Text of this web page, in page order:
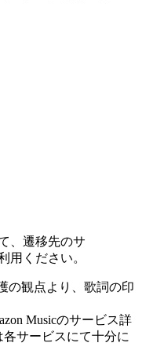
、遷移先のサ
用ください。
の観点より、歌詞の印
Musicのサービス詳
サービスにて十分に